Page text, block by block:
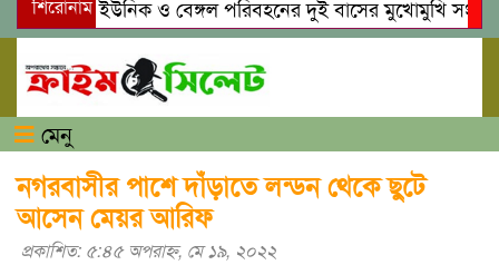
শিরোনাম
সিলেটে ইউনিক ও বেঙ্গল পরিবহনের দুই বাসের মুখোমুখি সং’ঘ’র্ষে
গোয়াইনঘাটে প্রেমের ফাঁদে তরুণী পাচার: মাদকাসক্ত রিমালকে
মেনু
নগরবাসীর পাশে দাঁড়াতে লন্ডন থেকে ছুটে
আসেন মেয়র আরিফ
প্রকাশিত: ৫:৪৫ অপরাহ্ণ, মে ১৯, ২০২২